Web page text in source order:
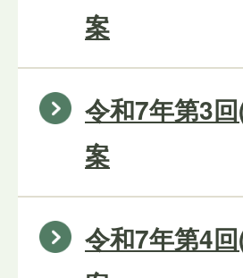
案
令和7年第3
案
令和7年第4